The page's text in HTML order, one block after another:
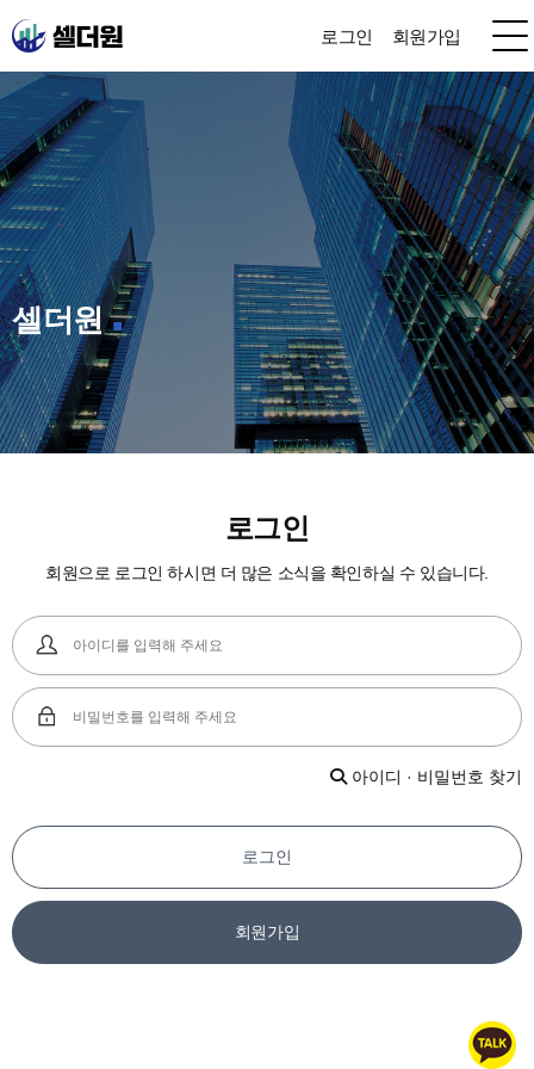
로그인 회원가입
셀더원
로그인
회원으로 로그인 하시면 더 많은 소식을 확인하실 수 있습니다.
아이디 · 비밀번호 찾기
로그인
회원가입